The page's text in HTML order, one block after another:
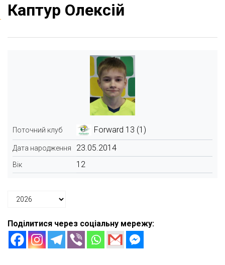
Каптур Олексій
Поточний клуб Forward 13 (1)
Дата народження 23.05.2014
Вік 12
Поділитися через соціальну мережу: